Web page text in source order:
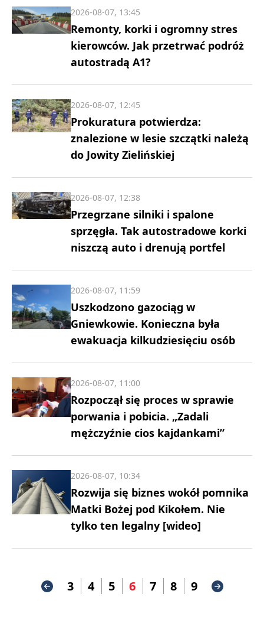
Remonty, korki i ogromny stres
kierowców. Jak przetrwać podróż
autostradą A1?
2026-08-07, 13:45
Prokuratura potwierdza:
znalezione w lesie szczątki należą
do Jowity Zielińskiej
2026-08-07, 12:45
Przegrzane silniki i spalone
sprzęgła. Tak autostradowe korki
niszczą auto i drenują portfel
2026-08-07, 12:38
Uszkodzono gazociąg w
Gniewkowie. Konieczna była
ewakuacja kilkudziesięciu osób
2026-08-07, 11:59
Rozpoczął się proces w sprawie
porwania i pobicia. „Zadali
mężczyźnie cios kajdankami”
2026-08-07, 11:00
Rozwija się biznes wokół pomnika
Matki Bożej pod Kikołem. Nie
tylko ten legalny [wideo]
2026-08-07, 10:34
3 4 5 6 7 8 9